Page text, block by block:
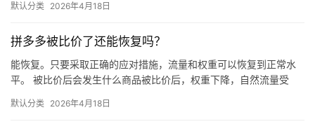
评少、…
默认分类 2026年4月18日
拼多多被比价了还能恢复吗？
能恢复。只要采取正确的应对措施，流量和权重可以恢复到正常水
平。 被比价后会发生什么商品被比价后，权重下降，自然流量受
网价格…
默认分类 2026年4月18日